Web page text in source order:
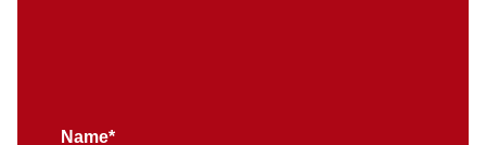
Name*